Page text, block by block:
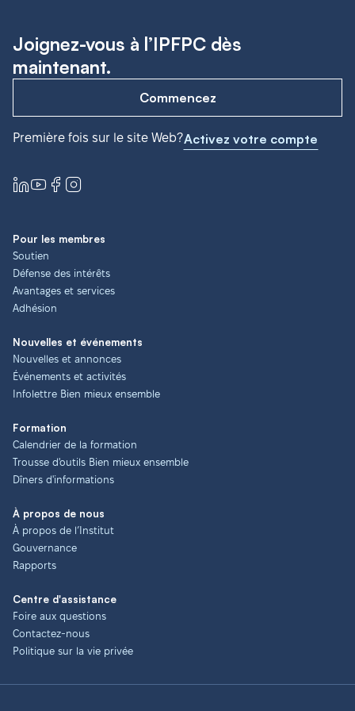
Joignez-vous à l’IPFPC dès
maintenant.
Commencez
Première fois sur le site Web?Activez votre compte
Pour les membres
Soutien
Défense des intérêts
Avantages et services
Adhésion
Nouvelles et événements
Nouvelles et annonces
Événements et activités
Infolettre Bien mieux ensemble
Formation
Calendrier de la formation
Trousse d'outils Bien mieux ensemble
Dîners d'informations
À propos de nous
À propos de l’Institut
Gouvernance
Rapports
Centre d'assistance
Foire aux questions
Contactez-nous
Politique sur la vie privée